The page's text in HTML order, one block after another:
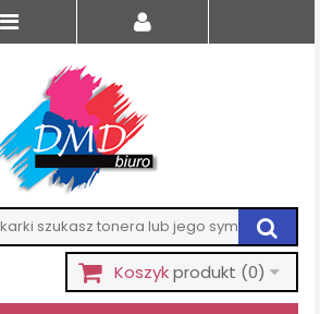
Koszykprodukt (0)